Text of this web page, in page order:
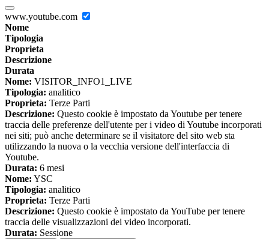
www.youtube.com
Nome
Tipologia
Proprieta
Descrizione
Durata
Nome: VISITOR_INFO1_LIVE
Tipologia: analitico
Proprieta: Terze Parti
Descrizione: Questo cookie è impostato da Youtube per tenere
traccia delle preferenze dell'utente per i video di Youtube incorporati
nei siti; può anche determinare se il visitatore del sito web sta
utilizzando la nuova o la vecchia versione dell'interfaccia di
Youtube.
Durata: 6 mesi
Nome: YSC
Tipologia: analitico
Proprieta: Terze Parti
Descrizione: Questo cookie è impostato da YouTube per tenere
traccia delle visualizzazioni dei video incorporati.
Durata: Sessione